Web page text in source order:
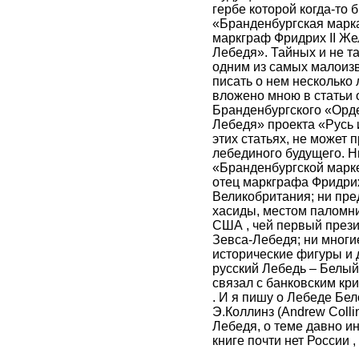
гербе которой когда-
«Бранденбургская
маркграф Фридрих II
Лебедя». Тайных и не
одним из самых
писать о нем
вложено мною в статьи
Бранденбургского
Лебедя» проекта
этих статьях, не может
лебединого будущего.
«Бранденбургской
отец маркграфа
Великобритания; ни
хасиды, местом
США , чей первый
Зевса-Лебедя; ни
исторические фигуры
русский Лебедь –
связал с банковским
. И я пишу о Лебеде
Э.Коллинз (Andrew
Лебедя, о теме давно
книге почти нет